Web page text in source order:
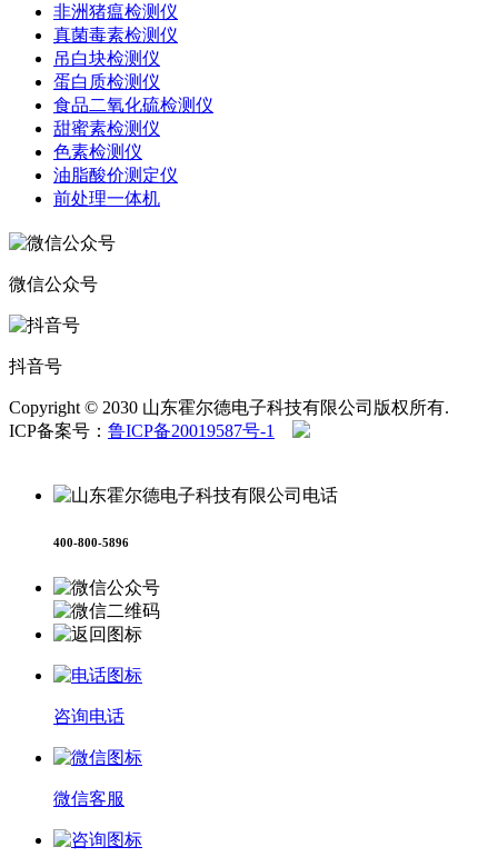
非洲猪瘟检测仪
真菌毒素检测仪
吊白块检测仪
蛋白质检测仪
食品二氧化硫检测仪
甜蜜素检测仪
色素检测仪
油脂酸价测定仪
前处理一体机
微信公众号
抖音号
Copyright © 2030 山东霍尔德电子科技有限公司版权所有.
ICP备案号： 鲁ICP备20019587号-1
400-800-5896
咨询电话
微信客服